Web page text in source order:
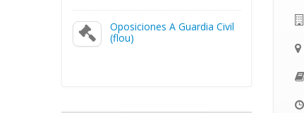
Oposiciones A Guardia Civil
(flou)